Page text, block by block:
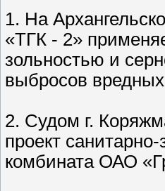
1. На
«ТГК - 2»
зольностью и
выбросов
2. Судом г.
проект
комбината ОАО